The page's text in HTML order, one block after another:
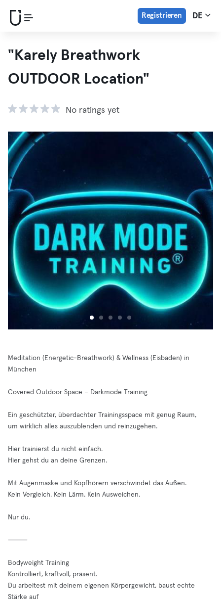
Registrieren DE
"Karely Breathwork
OUTDOOR Location"
No ratings yet
Meditation (Energetic-Breathwork) & Wellness (Eisbaden) in
München
Covered Outdoor Space – Darkmode Training
Ein geschützter, überdachter Trainingsspace mit genug Raum,
um wirklich alles auszublenden und reinzugehen.
Hier trainierst du nicht einfach.
Hier gehst du an deine Grenzen.
Mit Augenmaske und Kopfhörern verschwindet das Außen.
Kein Vergleich. Kein Lärm. Kein Ausweichen.
Nur du.
⸻
Bodyweight Training
Kontrolliert, kraftvoll, präsent.
Du arbeitest mit deinem eigenen Körpergewicht, baust echte
Stärke auf